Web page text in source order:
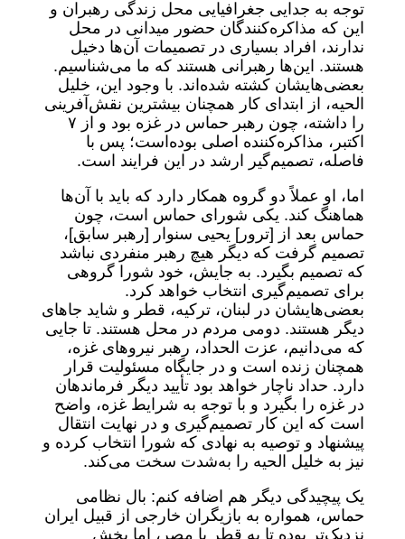
توجه به جدایی جغرافیایی محل زندگی رهبران و
این که مذاکره‌کنندگان حضور میدانی در محل
ندارند، افراد بسیاری در تصمیمات آن‌ها دخیل
هستند. این‌ها رهبرانی هستند که ما می‌شناسیم.
بعضی‌هایشان کشته شده‌اند. با وجود این، خلیل
الحیه، از ابتدای کار همچنان بیشترین نقش‌آفرینی
را داشته، چون رهبر حماس در غزه بود و از ۷
اکتبر، مذاکره‌کننده اصلی بوده‌است؛ پس با
فاصله، تصمیم‌گیر ارشد در این فرایند است.
اما، او عملاً دو گروه همکار دارد که باید با آن‌ها
هماهنگ کند. یکی شورای حماس است، چون
حماس بعد از [ترور] یحیی سنوار [رهبر سابق]،
تصمیم گرفت که دیگر هیچ رهبر منفردی نباشد
که تصمیم بگیرد. به جایش، خود شورا گروهی
برای تصمیم‌گیری انتخاب خواهد کرد.
بعضی‌هایشان در لبنان، ترکیه، قطر و شاید جاهای
دیگر هستند. دومی مردم در محل هستند. تا جایی
که می‌دانیم، عزت الحداد، رهبر نیروهای غزه،
همچنان زنده است و در جایگاه مسئولیت قرار
دارد. حداد ناچار خواهد بود تأیید دیگر فرماندهان
در غزه را بگیرد و با توجه به شرایط غزه، واضح
است که این کار تصمیم‌گیری و در نهایت انتقال
پیشنهاد و توصیه به نهادی که شورا انتخاب کرده و
نیز به خلیل الحیه را به‌شدت سخت می‌کند.
یک پیچیدگی دیگر هم اضافه کنم: بال نظامی
حماس، همواره به بازیگران خارجی از قبیل ایران
نزدیک‌تر بوده تا به قطر یا مصر، اما بخش